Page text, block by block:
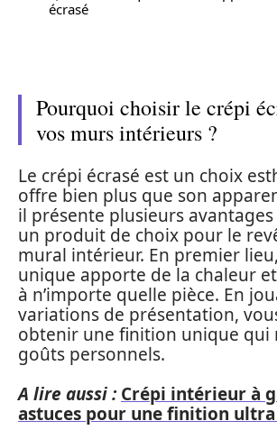
écrasé
Pourquoi choisir le crépi
vos murs intérieurs ?
Le crépi écrasé est un choix
offre bien plus que son
il présente plusieurs
un produit de choix pour le
mural intérieur. En premier
unique apporte de la chaleur
à n’importe quelle pièce. En
variations de présentation,
obtenir une finition unique qui
goûts personnels.
A lire aussi : Crépi intérieur à
astuces pour une finition